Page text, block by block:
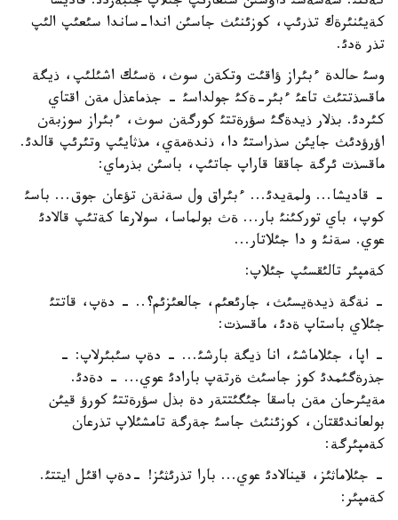
كةيئنئرةك تذرئپ، كوزئنئث جاسئن اندا-ساندا سئعئپ الئپ
تذر ةدئ.
وسئ حالدة ءبئراز ؤاقئت وتكةن سوث، ةسئك اشئلئپ، ذيگة
ماقسذتتئث تاعئ ءبئر-ةكئ جولداسئ - جذماعذل مةن اقتاي
كئردئ. بذلار ذيدةگئ سؤرةتتئ كورگةن سوث، ءبئراز سوزبةن
اؤرؤدئث جايئن سذراستئ دا، ذندةمةي، مذثايئپ وتئرئپ قالدئ.
ماقسذت ئرگة جاققا قاراپ جاتئپ، باسئن بذرماي:
- قاديشا... ولمةيدئ... ءبئراق ول سةنةن تؤعان جوق... باسئ
كوپ، باي توركئنئ بار... ةث بولماسا، سولارعا كةتئپ قالادئ
عوي. سةنئ و دا جئلاتار...
كةمپئر تالئقسئپ جئلاپ:
- نةگة ذيدةيسئث، جارئعئم، جالعئزئم؟.. - دةپ، قاتتئ
جئلاي باستاپ ةدئ، ماقسذت:
- اپا، جئلاماشئ، انا ذيگة بارشئ... - دةپ سئبئرلاپ: -
جذرةگئمدئ كوز جاسئث ةرتةپ بارادئ عوي... - دةدئ.
مةيئرحان مةن باسقا جئگئتتةر دة بذل سؤرةتتئ كورؤ قيئن
بولعاندئقتان، كوزئنئث جاسئ جةرگة تامشئلاپ تذرعان
كةمپئرگة:
- جئلاماثئز، قينالادئ عوي... بارا تذرئثئز! -دةپ اقئل ايتتئ.
كةمپئر: